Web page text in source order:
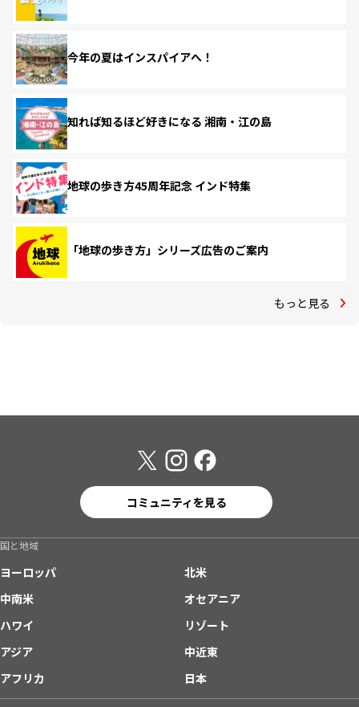
今年の夏はインスパイアへ！
知れば知るほど好きになる 湘南・江の島
地球の歩き方45周年記念 インド特集
「地球の歩き方」シリーズ広告のご案内
もっと見る
コミュニティを見る
国と地域
ヨーロッパ
北米
中南米
オセアニア
ハワイ
リゾート
アジア
中近東
アフリカ
日本